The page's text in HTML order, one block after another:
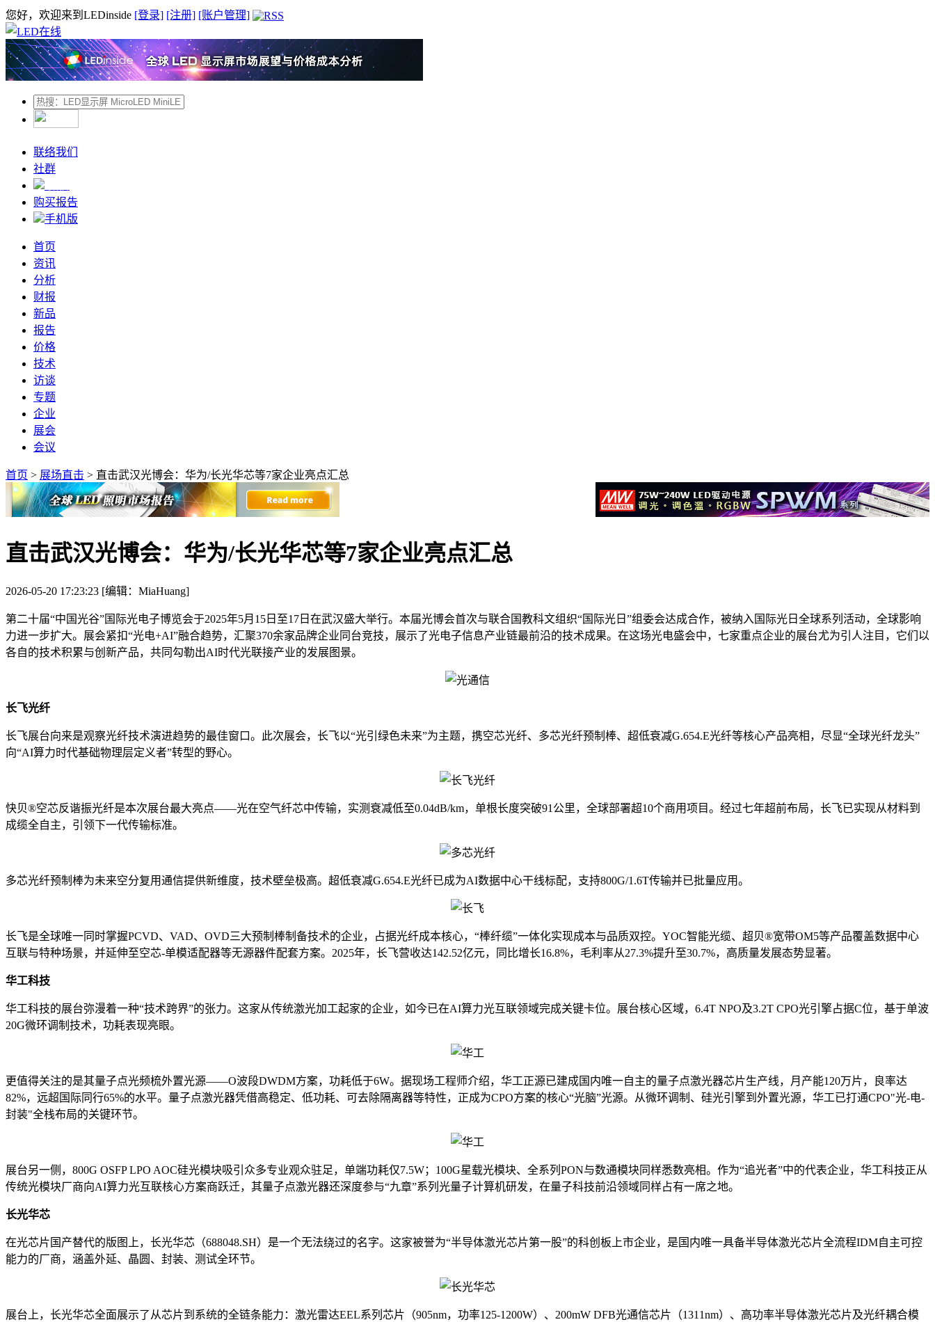
您好，欢迎来到LEDinside [登录] [注册] [账户管理]
联络我们
社群
购买报告
手机版
首页
资讯
分析
财报
新品
报告
价格
技术
访谈
专题
企业
展会
会议
首页 > 展场直击 > 直击武汉光博会：华为/长光华芯等7家企业亮点汇总
直击武汉光博会：华为/长光华芯等7家企业亮点汇总
2026-05-20 17:23:23 [编辑：MiaHuang]
第二十届“中国光谷”国际光电子博览会于2025年5月15日至17日在武汉盛大举行。本届光博会首次与联合国教科文组织“国际光日”组委会达成合作，被纳入国际光日全球系列活动，全球影响
力进一步扩大。展会紧扣“光电+AI”融合趋势，汇聚370余家品牌企业同台竞技，展示了光电子信息产业链最前沿的技术成果。在这场光电盛会中，七家重点企业的展台尤为引人注目，它们以
各自的技术积累与创新产品，共同勾勒出AI时代光联接产业的发展图景。
长飞光纤
长飞展台向来是观察光纤技术演进趋势的最佳窗口。此次展会，长飞以“光引绿色未来”为主题，携空芯光纤、多芯光纤预制棒、超低衰减G.654.E光纤等核心产品亮相，尽显“全球光纤龙头”
向“AI算力时代基础物理层定义者”转型的野心。
快贝®空芯反谐振光纤是本次展台最大亮点——光在空气纤芯中传输，实测衰减低至0.04dB/km，单根长度突破91公里，全球部署超10个商用项目。经过七年超前布局，长飞已实现从材料到
成缆全自主，引领下一代传输标准。
多芯光纤预制棒为未来空分复用通信提供新维度，技术壁垒极高。超低衰减G.654.E光纤已成为AI数据中心干线标配，支持800G/1.6T传输并已批量应用。
长飞是全球唯一同时掌握PCVD、VAD、OVD三大预制棒制备技术的企业，占据光纤成本核心，“棒纤缆”一体化实现成本与品质双控。YOC智能光缆、超贝®宽带OM5等产品覆盖数据中心
互联与特种场景，并延伸至空芯-单模适配器等无源器件配套方案。2025年，长飞营收达142.52亿元，同比增长16.8%，毛利率从27.3%提升至30.7%，高质量发展态势显著。
华工科技
华工科技的展台弥漫着一种“技术跨界”的张力。这家从传统激光加工起家的企业，如今已在AI算力光互联领域完成关键卡位。展台核心区域，6.4T NPO及3.2T CPO光引擎占据C位，基于单波
20G微环调制技术，功耗表现亮眼。
更值得关注的是其量子点光频梳外置光源——O波段DWDM方案，功耗低于6W。据现场工程师介绍，华工正源已建成国内唯一自主的量子点激光器芯片生产线，月产能120万片，良率达
82%，远超国际同行65%的水平。量子点激光器凭借高稳定、低功耗、可去除隔离器等特性，正成为CPO方案的核心“光脑”光源。从微环调制、硅光引擎到外置光源，华工已打通CPO"光-电-
封装"全栈布局的关键环节。
展台另一侧，800G OSFP LPO AOC硅光模块吸引众多专业观众驻足，单端功耗仅7.5W；100G星载光模块、全系列PON与数通模块同样悉数亮相。作为“追光者”中的代表企业，华工科技正从
传统光模块厂商向AI算力光互联核心方案商跃迁，其量子点激光器还深度参与“九章”系列光量子计算机研发，在量子科技前沿领域同样占有一席之地。
长光华芯
在光芯片国产替代的版图上，长光华芯（688048.SH）是一个无法绕过的名字。这家被誉为“半导体激光芯片第一股”的科创板上市企业，是国内唯一具备半导体激光芯片全流程IDM自主可控
能力的厂商，涵盖外延、晶圆、封装、测试全环节。
展台上，长光华芯全面展示了从芯片到系统的全链条能力：激光雷达EEL系列芯片（905nm，功率125-1200W）、200mW DFB光通信芯片（1311nm）、高功率半导体激光芯片及光纤耦合模